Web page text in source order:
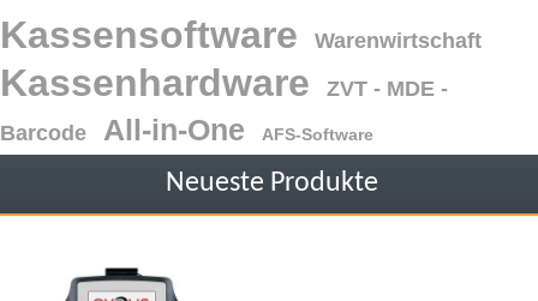
Kassensoftware Warenwirtschaft
Kassenhardware
ZVT - MDE -
Barcode
All-in-One AFS-Software
Neueste Produkte